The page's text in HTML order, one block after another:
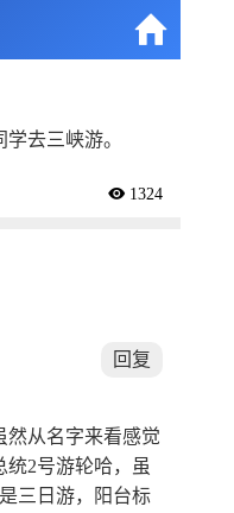

去三峡游。
 1324
回复
然从名字来看感觉
2号游轮哈，虽
三日游，阳台标